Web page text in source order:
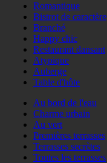
Romantique
Bistrot de caractère
Branché
Happy chic
Restaurant dansant
Atypique
Auberge
Table d'hôte
Au bord de l'eau
Charme urbain
Au vert
Premières terrasses
Terrasses secrètes
Toutes les terrasses